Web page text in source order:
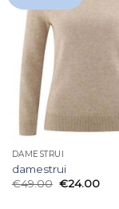
DAMESTRUI
damestrui
€49.00 €24.00